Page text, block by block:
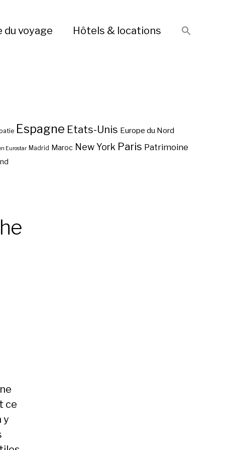
du voyage Hôtels & locations
Espagne Etats-Unis Europe du Nord
Eurostar Madrid Maroc New York Paris Patrimoine
ce
y